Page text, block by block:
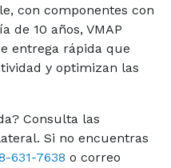
con componentes con
de 10 años, VMAP
entrega rápida que
y optimizan las
Consulta las
Si no encuentras
631-7638 o correo